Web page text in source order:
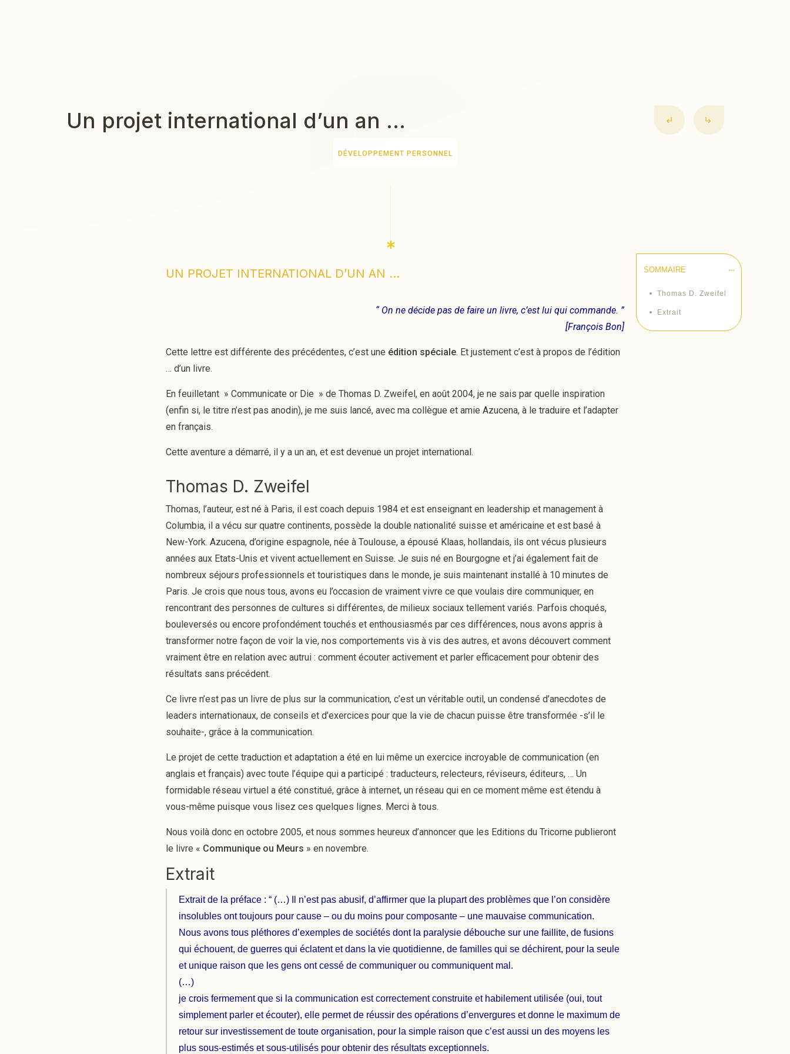
Un projet international d’un an …
DÉVELOPPEMENT PERSONNEL
SOMMAIRE
Thomas D. Zweifel
Extrait
UN PROJET INTERNATIONAL D’UN AN …
“ On ne décide pas de faire un livre, c’est lui qui commande. ”
[François Bon]
Cette lettre est différente des précédentes, c’est une édition spéciale. Et justement c’est à propos de l’édition
… d’un livre.
En feuilletant » Communicate or Die » de Thomas D. Zweifel, en août 2004, je ne sais par quelle inspiration
(enfin si, le titre n’est pas anodin), je me suis lancé, avec ma collègue et amie Azucena, à le traduire et l’adapter
en français.
Cette aventure a démarré, il y a un an, et est devenue un projet international.
Thomas D. Zweifel
Thomas, l’auteur, est né à Paris, il est coach depuis 1984 et est enseignant en leadership et management à
Columbia, il a vécu sur quatre continents, possède la double nationalité suisse et américaine et est basé à
New-York. Azucena, d’origine espagnole, née à Toulouse, a épousé Klaas, hollandais, ils ont vécus plusieurs
années aux Etats-Unis et vivent actuellement en Suisse. Je suis né en Bourgogne et j’ai également fait de
nombreux séjours professionnels et touristiques dans le monde, je suis maintenant installé à 10 minutes de
Paris. Je crois que nous tous, avons eu l’occasion de vraiment vivre ce que voulais dire communiquer, en
rencontrant des personnes de cultures si différentes, de milieux sociaux tellement variés. Parfois choqués,
bouleversés ou encore profondément touchés et enthousiasmés par ces différences, nous avons appris à
transformer notre façon de voir la vie, nos comportements vis à vis des autres, et avons découvert comment
vraiment être en relation avec autrui : comment écouter activement et parler efficacement pour obtenir des
résultats sans précédent.
Ce livre n’est pas un livre de plus sur la communication, c’est un véritable outil, un condensé d’anecdotes de
leaders internationaux, de conseils et d’exercices pour que la vie de chacun puisse être transformée -s’il le
souhaite-, grâce à la communication.
Le projet de cette traduction et adaptation a été en lui même un exercice incroyable de communication (en
anglais et français) avec toute l’équipe qui a participé : traducteurs, relecteurs, réviseurs, éditeurs, … Un
formidable réseau virtuel a été constitué, grâce à internet, un réseau qui en ce moment même est étendu à
vous-même puisque vous lisez ces quelques lignes. Merci à tous.
Nous voilà donc en octobre 2005, et nous sommes heureux d’annoncer que les Editions du Tricorne publieront
le livre « Communique ou Meurs » en novembre.
Extrait
Extrait de la préface : “ (…) Il n’est pas abusif, d’affirmer que la plupart des problèmes que l’on considère
insolubles ont toujours pour cause – ou du moins pour composante – une mauvaise communication.
Nous avons tous pléthores d’exemples de sociétés dont la paralysie débouche sur une faillite, de fusions
qui échouent, de guerres qui éclatent et dans la vie quotidienne, de familles qui se déchirent, pour la seule
et unique raison que les gens ont cessé de communiquer ou communiquent mal.
(…)
je crois fermement que si la communication est correctement construite et habilement utilisée (oui, tout
simplement parler et écouter), elle permet de réussir des opérations d’envergures et donne le maximum de
retour sur investissement de toute organisation, pour la simple raison que c’est aussi un des moyens les
plus sous-estimés et sous-utilisés pour obtenir des résultats exceptionnels.